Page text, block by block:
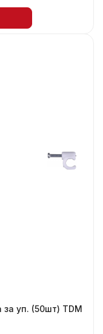
уп. (50шт) TDM